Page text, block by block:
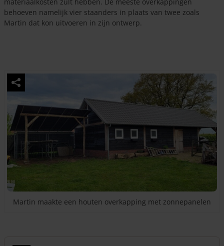
behoeven namelijk vier staanders in plaats van twee zoals
Martin dat kon uitvoeren in zijn ontwerp.
Martin maakte een houten overkapping met zonnepanelen